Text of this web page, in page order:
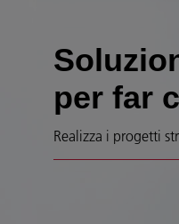
per far
Realizza i progetti